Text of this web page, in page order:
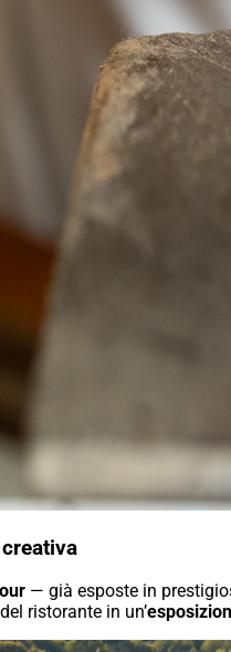
— già esposte in
ristorante in un’